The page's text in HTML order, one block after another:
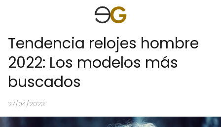
Tendencia relojes hombre
2022: Los modelos más
buscados
27/04/2023